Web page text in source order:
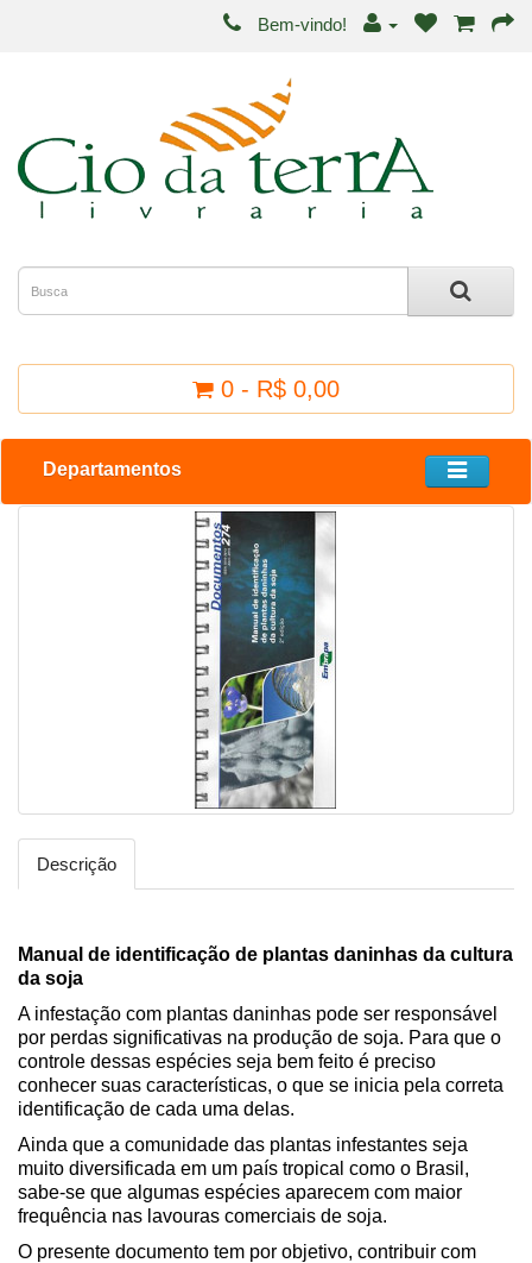
Bem-vindo!
0 - R$ 0,00
Departamentos
Descrição
Manual de identificação de plantas daninhas da cultura
da soja
A infestação com plantas daninhas pode ser responsável
por perdas significativas na produção de soja. Para que o
controle dessas espécies seja bem feito é preciso
conhecer suas características, o que se inicia pela correta
identificação de cada uma delas.
Ainda que a comunidade das plantas infestantes seja
muito diversificada em um país tropical como o Brasil,
sabe-se que algumas espécies aparecem com maior
frequência nas lavouras comerciais de soja.
O presente documento tem por objetivo, contribuir com